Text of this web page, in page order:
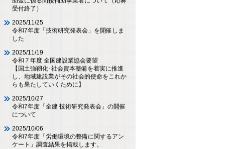
受付終了）
2025/11/25
令和7年度「技術研究発表会」を開催しま
した
2025/11/19
令和７年度 全国建設業協会要望
【国土強靱化･社会資本整備を着実に推進
し、地域建設業がその社会的使命をこれか
らも果たしていくために】
2025/10/27
令和7年度「全建 技術研究発表会」の開催
について
2025/10/06
令和7年度「労働環境の整備に関するアン
ケート」調査結果を掲載します。